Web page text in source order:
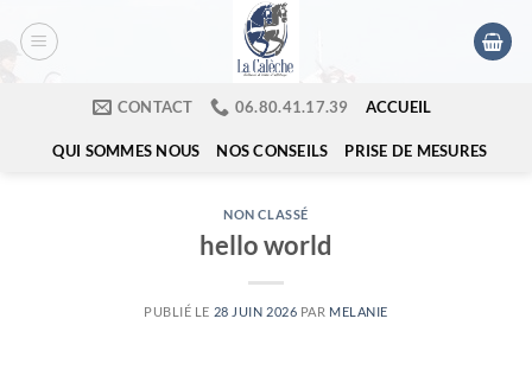
CONTACT ​06.80.41.17.39 ACCUEIL
QUI SOMMES NOUS NOS CONSEILS PRISE DE MESURES
NON CLASSÉ
hello world
PUBLIÉ LE 28 JUIN 2026 PAR MELANIE